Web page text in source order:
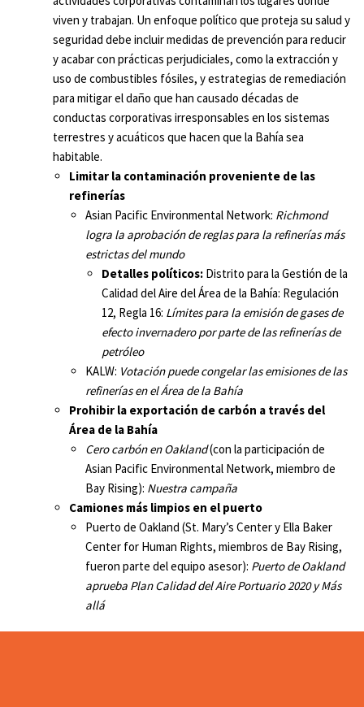
viven y trabajan. Un enfoque político que proteja su salud y
seguridad debe incluir medidas de prevención para reducir
y acabar con prácticas perjudiciales, como la extracción y
uso de combustibles fósiles, y estrategias de remediación
para mitigar el daño que han causado décadas de
conductas corporativas irresponsables en los sistemas
terrestres y acuáticos que hacen que la Bahía sea
habitable.
Limitar la contaminación proveniente de las
refinerías
Asian Pacific Environmental Network: Richmond
logra la aprobación de reglas para la refinerías más
estrictas del mundo
Detalles políticos: Distrito para la Gestión de la
Calidad del Aire del Área de la Bahía: Regulación
12, Regla 16: Límites para la emisión de gases de
efecto invernadero por parte de las refinerías de
petróleo
KALW: Votación puede congelar las emisiones de las
refinerías en el Área de la Bahía
Prohibir la exportación de carbón a través del
Área de la Bahía
Cero carbón en Oakland(con la participación de
Asian Pacific Environmental Network, miembro de
Bay Rising): Nuestra campaña
Camiones más limpios en el puerto
Puerto de Oakland (St. Mary’s Center y Ella Baker
Center for Human Rights, miembros de Bay Rising,
fueron parte del equipo asesor): Puerto de Oakland
aprueba Plan Calidad del Aire Portuario 2020 y Más
allá